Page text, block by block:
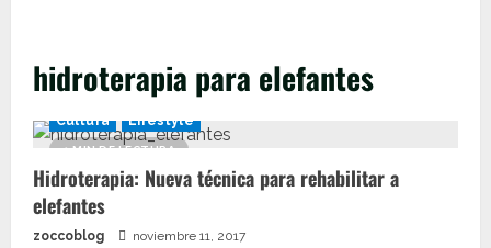
hidroterapia para elefantes
1 MIN DE LECTURA
Cultura Lifestyle
Hidroterapia: Nueva técnica para rehabilitar a
elefantes
zoccoblog noviembre 11, 2017